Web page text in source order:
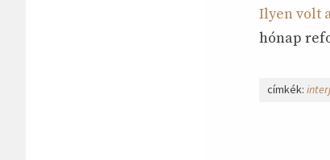
Ilyen volt
hónap
címkék: